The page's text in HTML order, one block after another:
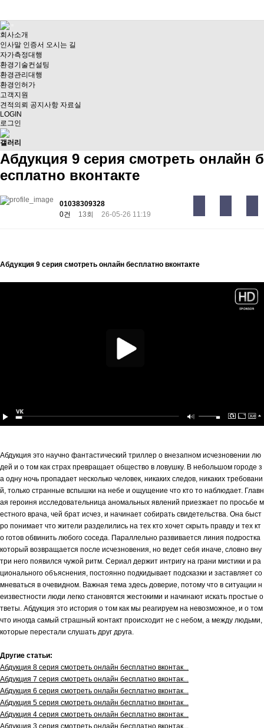
회사소개
인사말 인증서 오시는 길
자가측정대행
환경기술컨설팅
환경관리대행
환경인허가
고객지원
견적의뢰 공지사항 자료실
LOGIN
로그인
갤러리
Абдукция 9 серия смотреть онлайн б
есплатно вконтакте
01038309328
0건
13회 26-05-26 11:19
Абдукция 9 серия смотреть онлайн бесплатно вконтакте
Абдукция это научно фантастический триллер о внезапном исчезновении лю
дей и о том как страх превращает общество в ловушку. В небольшом городе з
а одну ночь пропадает несколько человек, никаких следов, никаких требовани
й, только странные вспышки на небе и ощущение что кто то наблюдает. Главн
ая героиня исследовательница аномальных явлений приезжает по просьбе м
естного врача, чей брат исчез, и начинает собирать свидетельства. Она быст
ро понимает что жители разделились на тех кто хочет скрыть правду и тех кт
о готов обвинить любого соседа. Параллельно развивается линия подростка
который возвращается после исчезновения, но ведет себя иначе, словно вну
три него появился чужой ритм. Сериал держит интригу на грани мистики и ра
ционального объяснения, постоянно подкидывает подсказки и заставляет со
мневаться в очевидном. Важная тема здесь доверие, потому что в ситуации н
еизвестности люди легко становятся жестокими и начинают искать простые о
тветы. Абдукция это история о том как мы реагируем на невозможное, и о том
что иногда самый страшный контакт происходит не с небом, а между людьми,
которые перестали слушать друг друга.
Другие статьи:
Абдукция 8 серия смотреть онлайн бесплатно вконтак...
Абдукция 7 серия смотреть онлайн бесплатно вконтак...
Абдукция 6 серия смотреть онлайн бесплатно вконтак...
Абдукция 5 серия смотреть онлайн бесплатно вконтак...
Абдукция 4 серия смотреть онлайн бесплатно вконтак...